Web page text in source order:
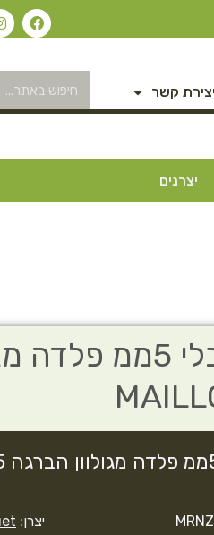
יצירת קשר
יצרנים
מיילון אובלי
יצרן: